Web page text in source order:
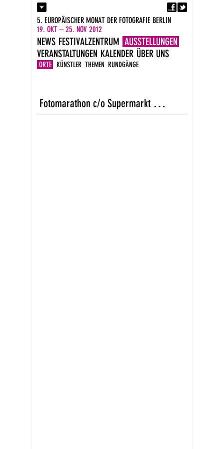
Kontakt
Presse
Impressum
DE
EN
5. EUROPÄISCHER MONAT DER FOTOGRAFIE BERLIN
19. OKT – 25. NOV 2012
NEWS FESTIVALZENTRUM AUSSTELLUNGEN
ORTE KÜNSTLER THEMEN RUNDGÄNGE
VERANSTALTUNGEN KALENDER ÜBER UNS
F
otomarathon c/o Supermarkt Wedding